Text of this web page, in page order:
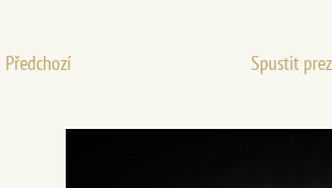
Předchozí Spustit